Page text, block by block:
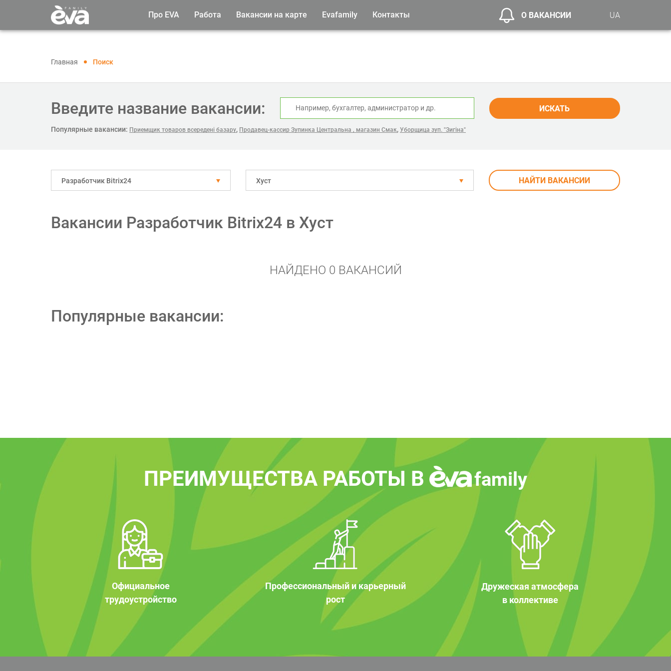
Про EVA Работа Вакансии на карте Evafamily Контакты О ВАКАНСИИ UA
Главная Поиск
Введите название вакансии: ИСКАТЬ
Популярные вакансии: Приемщик товаров всередені базару, Продавец-кассир Зупинка Центральна , магазин Смак, Уборщица зуп. "Зигіна"
Разработчик Bitrix24 Хуст НАЙТИ ВАКАНСИИ
Вакансии Разработчик Bitrix24 в Хуст
НАЙДЕНО 0 ВАКАНСИЙ
Популярные вакансии:
ПРЕИМУЩЕСТВА РАБОТЫ В family
Официальное
трудоустройство
Профессиональный и карьерный
рост
Дружеская атмосфера
в коллективе